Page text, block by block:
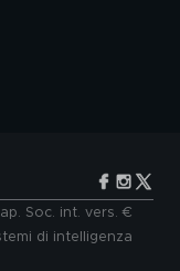
Soc. int. vers. €
di intelligenza